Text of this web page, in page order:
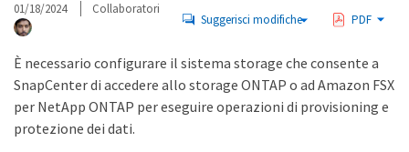
01/18/2024 Collaboratori
Suggerisci modifiche PDF
È necessario configurare il sistema storage che consente a
SnapCenter di accedere allo storage ONTAP o ad Amazon FSX
per NetApp ONTAP per eseguire operazioni di provisioning e
protezione dei dati.